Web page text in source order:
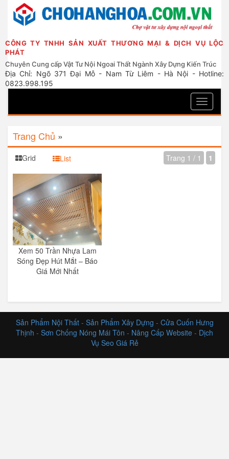
CÔNG TY TNHH SẢN XUẤT THƯƠNG MẠI & DỊCH VỤ LỘC
PHÁT
Chuyên Cung cấp Vật Tư Nội Ngoai Thất Ngành Xây Dựng Kiến Trúc
Địa Chỉ: Ngõ 371 Đại Mỗ - Nam Từ Liêm - Hà Nội - Hotline:
0823.998.195
Toggle
Trang Chủ »
Grid List Trang 1 / 1 1
Xem 50 Trần Nhựa Lam
Sóng Đẹp Hút Mắt – Báo
Giá Mới Nhất
Sản Phẩm Nội Thất- Sản Phẩm Xây Dựng - Cửa Cuốn Hưng
Thịnh - Sơn Chống Nóng Mái Tôn - Nâng Cấp Website - Dịch
Vụ Seo Giá Rẻ